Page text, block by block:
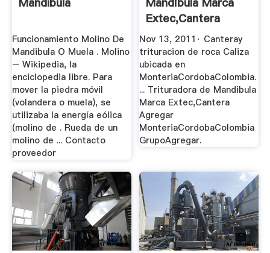
Funcionamiento Molino De
Mandibula O Muela . Molino
– Wikipedia, la
enciclopedia libre. Para
mover la piedra móvil
(volandera o muela), se
utilizaba la energía eólica
(molino de . Rueda de un
molino de ... Contacto
proveedor
Extec,Cantera
Agregar ...
Nov 13, 2011· Canteray
trituracion de roca Caliza
ubicada en
MonteriaCordobaColombia.
... Trituradora de Mandibula
Marca Extec,Cantera
Agregar
MonteriaCordobaColombia
GrupoAgregar.